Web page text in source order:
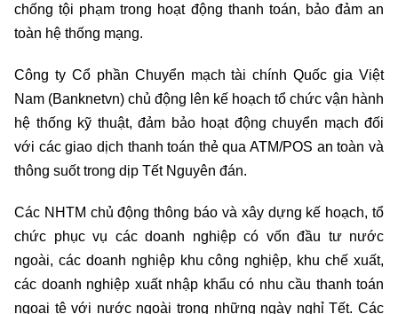
chống tội phạm trong hoạt động thanh toán, bảo đảm an
toàn hệ thống mạng.
Công ty Cổ phần Chuyển mạch tài chính Quốc gia Việt
Nam (Banknetvn) chủ động lên kế hoạch tổ chức vận hành
hệ thống kỹ thuật, đảm bảo hoạt động chuyển mạch đối
với các giao dịch thanh toán thẻ qua ATM/POS an toàn và
thông suốt trong dịp Tết Nguyên đán.
Các NHTM chủ động thông báo và xây dựng kế hoạch, tổ
chức phục vụ các doanh nghiệp có vốn đầu tư nước
ngoài, các doanh nghiệp khu công nghiệp, khu chế xuất,
các doanh nghiệp xuất nhập khẩu có nhu cầu thanh toán
ngoại tệ với nước ngoài trong những ngày nghỉ Tết. Các